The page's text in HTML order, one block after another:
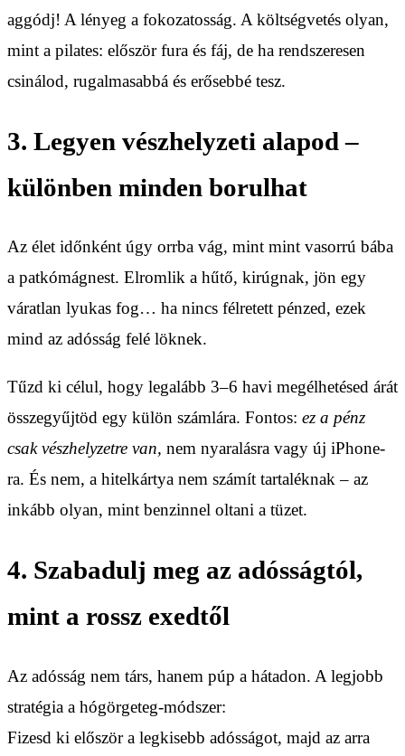
aggódj! A lényeg a fokozatosság. A költségvetés olyan,
mint a pilates: először fura és fáj, de ha rendszeresen
csinálod, rugalmasabbá és erősebbé tesz.
3. Legyen vészhelyzeti alapod –
különben minden borulhat
Az élet időnként úgy orrba vág, mint mint vasorrú bába
a patkómágnest. Elromlik a hűtő, kirúgnak, jön egy
váratlan lyukas fog… ha nincs félretett pénzed, ezek
mind az adósság felé löknek.
Tűzd ki célul, hogy legalább 3–6 havi megélhetésed árát
összegyűjtöd egy külön számlára. Fontos: ez a pénz
csak vészhelyzetre van, nem nyaralásra vagy új iPhone-
ra. És nem, a hitelkártya nem számít tartaléknak – az
inkább olyan, mint benzinnel oltani a tüzet.
4. Szabadulj meg az adósságtól,
mint a rossz exedtől
Az adósság nem társ, hanem púp a hátadon. A legjobb
stratégia a hógörgeteg-módszer:
Fizesd ki először a legkisebb adósságot, majd az arra